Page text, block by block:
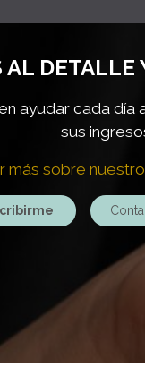
AL DETALLE
ayudar cada
sus
más sobre